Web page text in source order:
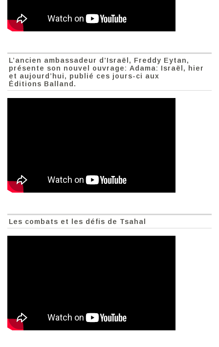
L’ancien ambassadeur d’Israël, Freddy Eytan,
présente son nouvel ouvrage: Adama: Israël, hier
et aujourd’hui, publié ces jours-ci aux
Éditions Balland.
Les combats et les défis de Tsahal